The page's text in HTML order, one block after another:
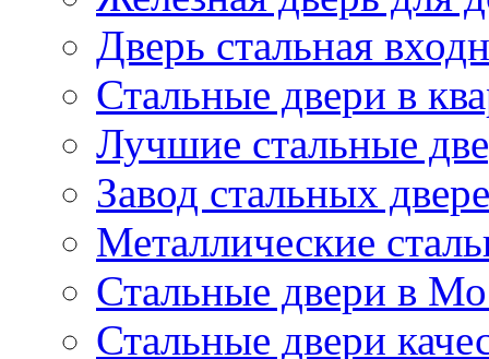
Дверь стальная
Стальные двери в
Лучшие стальные
Завод стальных
Металлические
Стальные двери в
Стальные двери